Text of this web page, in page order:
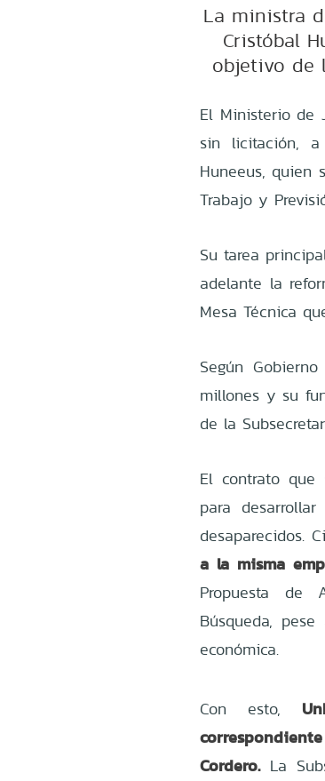
La ministra
Cristóbal
objetivo de
El Ministerio de
sin licitación,
Huneeus, quien
Trabajo y
Su tarea
adelante la
Mesa Técnica
Según
millones y su
de la
El contrato que
para
desaparecidos.
a la misma
Propuesta de
Búsqueda,
económica.
Con esto,
Cordero.La